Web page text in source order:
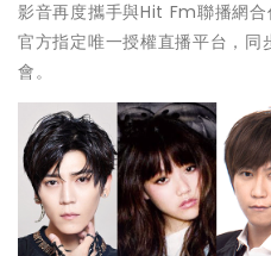
影音再度攜手與Hit Fm聯播網
官方指定唯一授權直播平台，
會。